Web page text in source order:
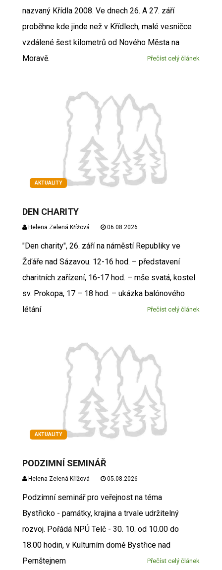
nazvaný Křídla 2008. Ve dnech 26. A 27. září
proběhne kde jinde než v Křídlech, malé vesničce
vzdálené šest kilometrů od Nového Města na
Moravě.
Přečíst celý článek
AKTUALITY
DEN CHARITY
Helena Zelená Křížová 06.08.2026
"Den charity", 26. září na náměstí Republiky ve
Žďáře nad Sázavou. 12-16 hod. – představení
charitních zařízení, 16-17 hod. – mše svatá, kostel
sv. Prokopa, 17 – 18 hod. – ukázka balónového
létání
Přečíst celý článek
AKTUALITY
PODZIMNÍ SEMINÁŘ
Helena Zelená Křížová 05.08.2026
Podzimní seminář pro veřejnost na téma
Bystřicko - památky, krajina a trvale udržitelný
rozvoj. Pořádá NPÚ Telč - 30. 10. od 10.00 do
18.00 hodin, v Kulturním domě Bystřice nad
Pernštejnem
Přečíst celý článek